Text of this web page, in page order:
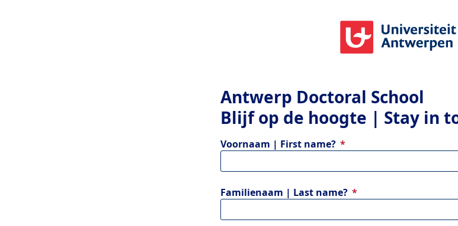
Antwerp Doctoral School
Blijf op de hoogte | Stay in
Voornaam | First name?
Familienaam | Last name?